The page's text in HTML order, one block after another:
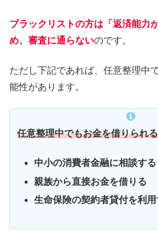
ブラックリストの方は「返済能力
め、審査に通らないのです。
ただし下記であれば、任意整理中
能性があります。
任意整理中でもお金を借りられ
中小の消費者金融に相談する
親族から直接お金を借りる
生命保険の契約者貸付を利用